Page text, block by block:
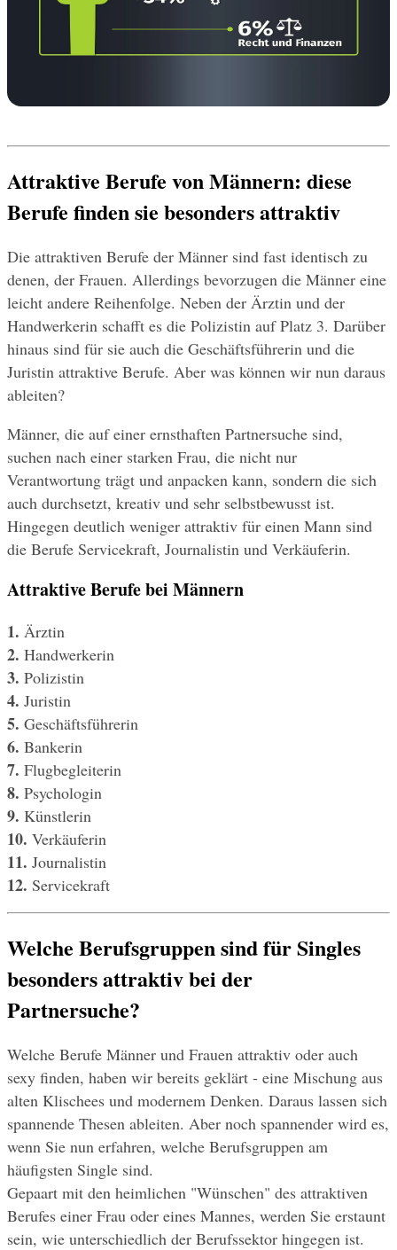
Attraktive Berufe von Männern: diese
Berufe finden sie besonders attraktiv
Die attraktiven Berufe der Männer sind fast identisch zu
denen, der Frauen. Allerdings bevorzugen die Männer eine
leicht andere Reihenfolge. Neben der Ärztin und der
Handwerkerin schafft es die Polizistin auf Platz 3. Darüber
hinaus sind für sie auch die Geschäftsführerin und die
Juristin attraktive Berufe. Aber was können wir nun daraus
ableiten?
Männer, die auf einer ernsthaften Partnersuche sind,
suchen nach einer starken Frau, die nicht nur
Verantwortung trägt und anpacken kann, sondern die sich
auch durchsetzt, kreativ und sehr selbstbewusst ist.
Hingegen deutlich weniger attraktiv für einen Mann sind
die Berufe Servicekraft, Journalistin und Verkäuferin.
Attraktive Berufe bei Männern
1. Ärztin
2. Handwerkerin
3. Polizistin
4. Juristin
5. Geschäftsführerin
6. Bankerin
7. Flugbegleiterin
8. Psychologin
9. Künstlerin
10. Verkäuferin
11. Journalistin
12. Servicekraft
Welche Berufsgruppen sind für Singles
besonders attraktiv bei der
Partnersuche?
Welche Berufe Männer und Frauen attraktiv oder auch
sexy finden, haben wir bereits geklärt - eine Mischung aus
alten Klischees und modernem Denken. Daraus lassen sich
spannende Thesen ableiten. Aber noch spannender wird es,
wenn Sie nun erfahren, welche Berufsgruppen am
häufigsten Single sind.
Gepaart mit den heimlichen "Wünschen" des attraktiven
Berufes einer Frau oder eines Mannes, werden Sie erstaunt
sein, wie unterschiedlich der Berufssektor hingegen ist.